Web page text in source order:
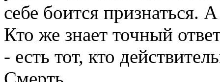
себе боится признаться.
Кто же знает точный
- есть тот, кто